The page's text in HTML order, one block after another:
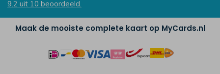
9.2 uit 10 beoordeeld.
Maak de mooiste complete kaart op MyCards.nl